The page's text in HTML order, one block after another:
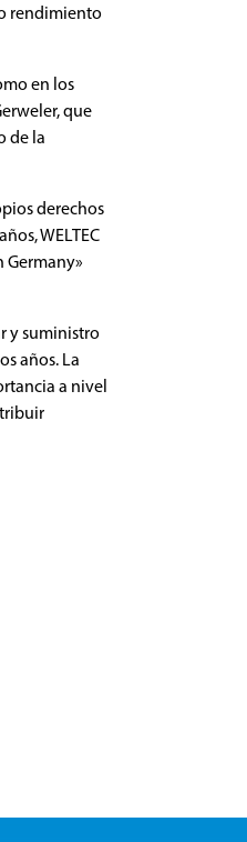
rendimiento
en los
que
de la
derechos
WELTEC
Germany»
y suministro
años. La
a nivel